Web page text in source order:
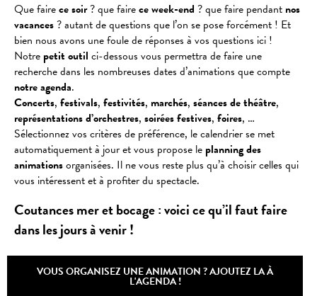
Que fairece soir? que fairece week-end ? que faire pendant nos
vacances? autant de questions que l’on se pose forcément ! Et
bien nous avons une foule de réponses à vos questions ici !
Notre petit outil ci-dessous vous permettra de faire une
recherche dans les nombreuses dates d’animations que compte
notre agenda.
Concerts, festivals, festivités, marchés, séancesdethéâtre,
représentationsd’orchestres, soiréesfestives, foires, …
Sélectionnez vos critères de préférence, le calendrier se met
automatiquement à jour et vous propose le planning des
animationsorganisées. Il ne vous reste plus qu’à choisir celles qui
vous intéressent et à profiter du spectacle.
Coutances mer et bocage : voici ce qu’il faut faire
dans les jours à venir !
VOUS ORGANISEZ UNE ANIMATION ? AJOUTEZ LA À
L'AGENDA !